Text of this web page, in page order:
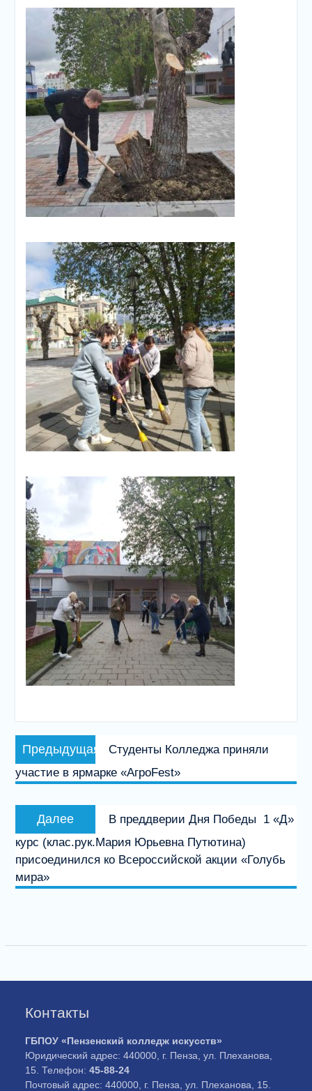
Навигация
по
записям
Предыдущая
запись:
Студенты Колледжа приняли
участие в ярмарке «АгроFest»
Далее
запись:
В преддверии Дня Победы 1 «Д»
курс (клас.рук.Мария Юрьевна Путютина)
присоединился ко Всероссийской акции «Голубь
мира»
Контакты
ГБПОУ «Пензенский колледж искусств»
Юридический адрес: 440000, г. Пенза, ул. Плеханова,
15. Телефон:45-88-24
Почтовый адрес: 440000, г. Пенза, ул. Плеханова, 15.